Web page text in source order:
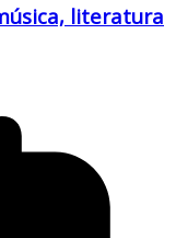
literatura